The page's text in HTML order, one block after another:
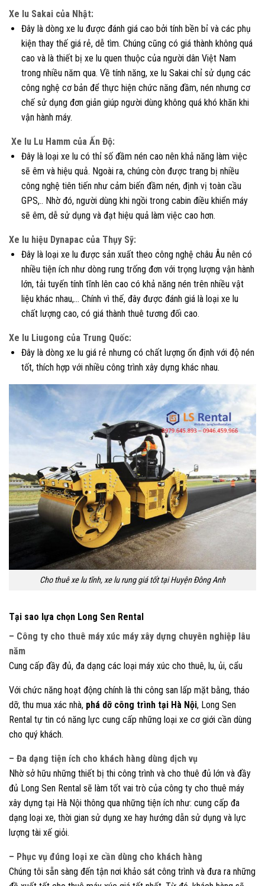
Xe lu Sakai của Nhật:
Đây là dòng xe lu được đánh giá cao bởi tính bền bỉ và các phụ
kiện thay thế giá rẻ, dễ tìm. Chúng cũng có giá thành không quá
cao và là thiết bị xe lu quen thuộc của người dân Việt Nam
trong nhiều năm qua. Về tính năng, xe lu Sakai chỉ sử dụng các
công nghệ cơ bản để thực hiện chức năng đầm, nén nhưng cơ
chế sử dụng đơn giản giúp người dùng không quá khó khăn khi
vận hành máy.
Xe lu Lu Hamm của Ấn Độ:
Đây là loại xe lu có thỉ số đầm nén cao nên khả năng làm việc
sẽ êm và hiệu quả. Ngoài ra, chúng còn được trang bị nhiều
công nghệ tiên tiến như cảm biến đầm nén, định vị toàn cầu
GPS,.. Nhờ đó, người dùng khi ngồi trong cabin điều khiển máy
sẽ êm, dễ sử dụng và đạt hiệu quả làm việc cao hơn.
Xe lu hiệu Dynapac của Thụy Sỹ:
Đây là loại xe lu được sản xuất theo công nghệ châu Âu nên có
nhiều tiện ích như dòng rung trống đơn với trọng lượng vận hành
lớn, tải tuyến tính tĩnh lên cao có khả năng nén trên nhiều vật
liệu khác nhau,… Chính vì thế, đây được đánh giá là loại xe lu
chất lượng cao, có giá thành thuê tương đối cao.
Xe lu Liugong của Trung Quốc:
Đây là dòng xe lu giá rẻ nhưng có chất lượng ổn định với độ nén
tốt, thích hợp với nhiều công trình xây dựng khác nhau.
Cho thuê xe lu tĩnh, xe lu rung giá tốt tại Huyện Đông Anh
Tại sao lựa chọn Long Sen Rental
– Công ty cho thuê máy xúc máy xây dựng chuyên nghiệp lâu
năm
Cung cấp đầy đủ, đa dạng các loại máy xúc cho thuê, lu, ủi, cẩu
Với chức năng hoạt động chính là thi công san lấp mặt bằng, tháo
dỡ, thu mua xác nhà, phá dỡ công trình tại Hà Nội, Long Sen
Rental tự tin có năng lực cung cấp những loại xe cơ giới cần dùng
cho quý khách.
– Đa dạng tiện ích cho khách hàng dùng dịch vụ
Nhờ sở hữu những thiết bị thi công trình và cho thuê đủ lớn và đầy
đủ Long Sen Rental sẽ làm tốt vai trò của công ty cho thuê máy
xây dựng tại Hà Nội thông qua những tiện ích như: cung cấp đa
dạng loại xe, thời gian sử dụng xe hay hướng dẫn sử dụng và lực
lượng tài xế giỏi.
– Phục vụ đúng loại xe cần dùng cho khách hàng
Chúng tôi sẵn sàng đến tận nơi khảo sát công trình và đưa ra những